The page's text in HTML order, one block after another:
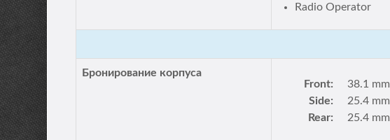
Radio Operator
Бронирование корпуса
Front:
38.1 mm
Side:
25.4 mm
Rear:
25.4 mm